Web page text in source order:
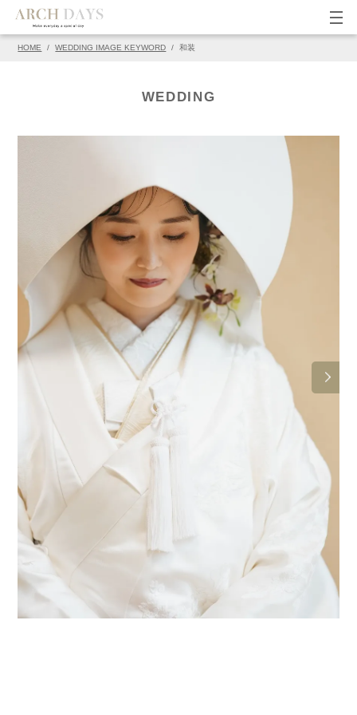
HOME / WEDDING IMAGE KEYWORD / 和装
WEDDING
▽この写真の元ページ